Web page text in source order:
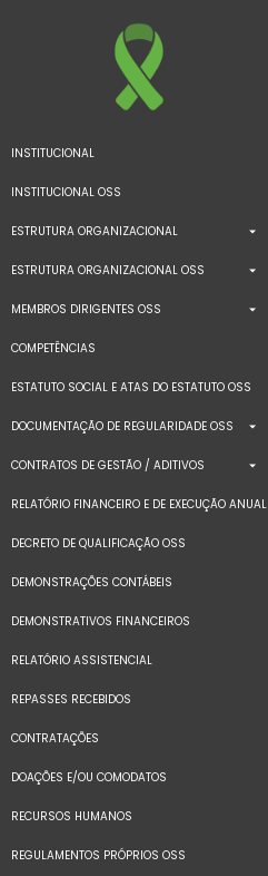
INSTITUCIONAL
INSTITUCIONAL OSS
ESTRUTURA ORGANIZACIONAL
ESTRUTURA ORGANIZACIONAL OSS
MEMBROS DIRIGENTES OSS
COMPETÊNCIAS
ESTATUTO SOCIAL E ATAS DO ESTATUTO OSS
DOCUMENTAÇÃO DE REGULARIDADE OSS
CONTRATOS DE GESTÃO / ADITIVOS
RELATÓRIO FINANCEIRO E DE EXECUÇÃO ANUAL
DECRETO DE QUALIFICAÇÃO OSS
DEMONSTRAÇÕES CONTÁBEIS
DEMONSTRATIVOS FINANCEIROS
RELATÓRIO ASSISTENCIAL
REPASSES RECEBIDOS
CONTRATAÇÕES
DOAÇÕES E/OU COMODATOS
RECURSOS HUMANOS
REGULAMENTOS PRÓPRIOS OSS